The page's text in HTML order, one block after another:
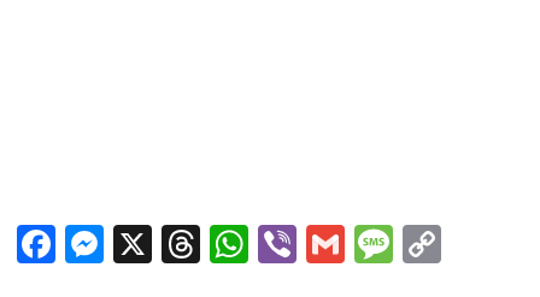
Facebook
Messenger
X Threads
WhatsApp
ViberGmail